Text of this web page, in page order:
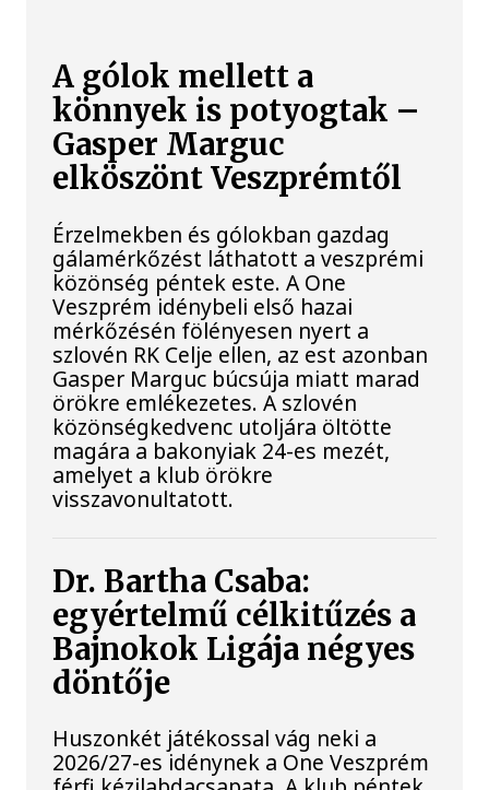
A gólok mellett a
könnyek is potyogtak –
Gasper Marguc
elköszönt Veszprémtől
Érzelmekben és gólokban gazdag
gálamérkőzést láthatott a veszprémi
közönség péntek este. A One
Veszprém idénybeli első hazai
mérkőzésén fölényesen nyert a
szlovén RK Celje ellen, az est azonban
Gasper Marguc búcsúja miatt marad
örökre emlékezetes. A szlovén
közönségkedvenc utoljára öltötte
magára a bakonyiak 24-es mezét,
amelyet a klub örökre
visszavonultatott.
Dr. Bartha Csaba:
egyértelmű célkitűzés a
Bajnokok Ligája négyes
döntője
Huszonkét játékossal vág neki a
2026/27-es idénynek a One Veszprém